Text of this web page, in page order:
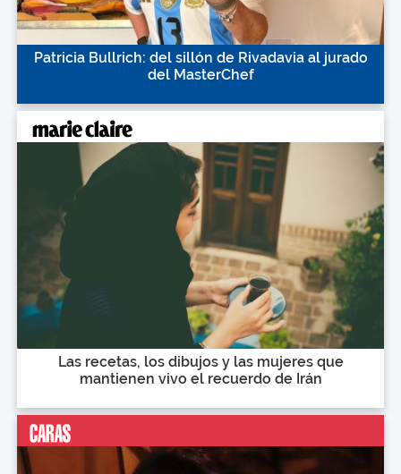
Patricia Bullrich: del sillón de Rivadavia al jurado
del MasterChef
Las recetas, los dibujos y las mujeres que
mantienen vivo el recuerdo de Irán